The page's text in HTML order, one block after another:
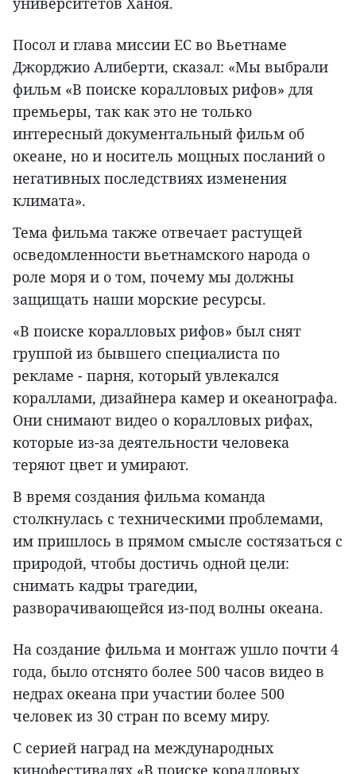
Посол и глава миссии ЕС во Вьетнаме
Джорджио Алиберти, сказал: «Мы выбрали
фильм «В поиске коралловых рифов» для
премьеры, так как это не только
интересный документальный фильм об
океане, но и носитель мощных посланий о
негативных последствиях изменения
климата».
Тема фильма также отвечает растущей
осведомленности вьетнамского народа о
роле моря и о том, почему мы должны
защищать наши морские ресурсы.
«В поиске коралловых рифов» был снят
группой из бывшего специалиста по
рекламе - парня, который увлекался
кораллами, дизайнера камер и океанографа.
Они снимают видео о коралловых рифах,
которые из-за деятельности человека
теряют цвет и умирают.
В время создания фильма команда
столкнулась с техническими проблемами,
им пришлось в прямом смысле состязаться с
природой, чтобы достичь одной цели:
снимать кадры трагедии,
разворачивающейся из-под волны океана.
На создание фильма и монтаж ушло почти 4
года, было отснято более 500 часов видео в
недрах океана при участии более 500
человек из 30 стран по всему миру.
С серией наград на международных